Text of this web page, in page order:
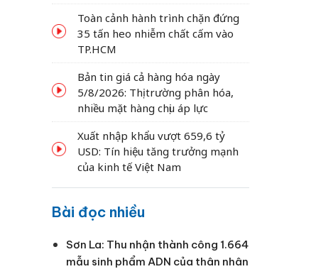
Toàn cảnh hành trình chặn đứng
35 tấn heo nhiễm chất cấm vào
TP.HCM
Bản tin giá cả hàng hóa ngày
5/8/2026: Thị trường phân hóa,
nhiều mặt hàng chịu áp lực
Xuất nhập khẩu vượt 659,6 tỷ
USD: Tín hiệu tăng trưởng mạnh
của kinh tế Việt Nam
Bài đọc nhiều
Sơn La: Thu nhận thành công 1.664
mẫu sinh phẩm ADN của thân nhân